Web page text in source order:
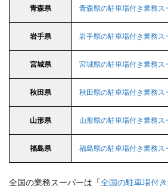
青森県 青森県の駐車場付き業務ス
岩手県 岩手県の駐車場付き業務ス
宮城県 宮城県の駐車場付き業務ス
秋田県 秋田県の駐車場付き業務ス
山形県 山形県の駐車場付き業務ス
福島県 福島県の駐車場付き業務ス
全国の業務スーパーは「全国の駐車場付